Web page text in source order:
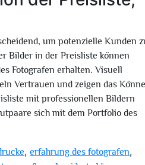
um potenzielle Kunden
Bilder in der Preisliste können
Fotografen erhalten. Visuell
Vertrauen und zeigen das
mit professionellen Bildern
sich mit dem Portfolio des
, erfahrung des fotografen,